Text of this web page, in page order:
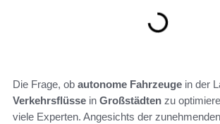
Die Frage, ob autonome Fahrzeuge in der
Verkehrsflüsse in Großstädten zu
viele Experten. Angesichts der